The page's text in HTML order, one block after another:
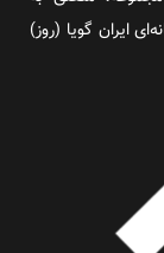
ایران گویا (روز)